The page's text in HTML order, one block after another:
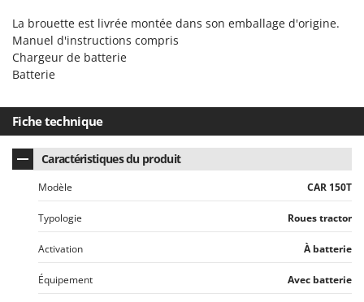
La brouette est livrée montée dans son emballage d'origine.
Manuel d'instructions compris
Chargeur de batterie
Batterie
Fiche technique
Caractéristiques du produit
Modèle CAR 150T
Typologie Roues tractor
Activation À batterie
Équipement Avec batterie